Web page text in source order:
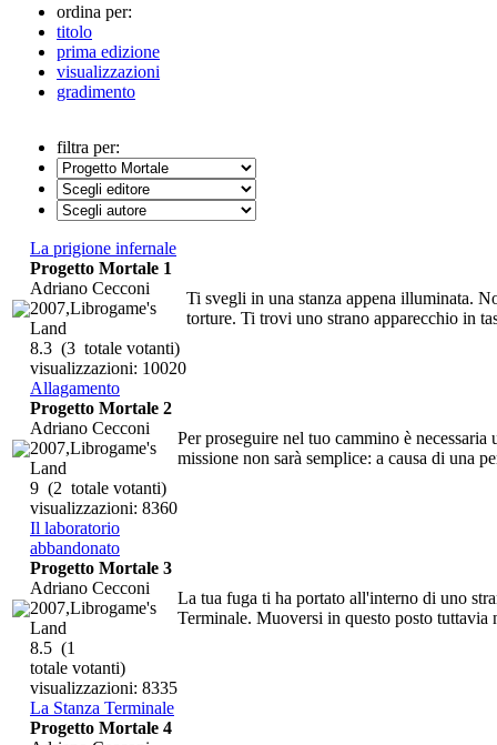
ordina per:
titolo
prima edizione
visualizzazioni
gradimento
filtra per:
La prigione infernale
Ti svegli in una stanza appena illuminata.
torture. Ti trovi uno strano apparecchio in
Progetto Mortale 1
Adriano Cecconi
2007,Librogame's
Land
8.3 (3 totale votanti)
visualizzazioni: 10020
Allagamento
Per proseguire nel tuo cammino è
missione non sarà semplice: a causa di una
Progetto Mortale 2
Adriano Cecconi
2007,Librogame's
Land
9 (2 totale votanti)
visualizzazioni: 8360
Il laboratorio
abbandonato
La tua fuga ti ha portato all'interno di uno
Terminale. Muoversi in questo posto tuttavia
Progetto Mortale 3
Adriano Cecconi
2007,Librogame's
Land
8.5 (1
totale votanti)
visualizzazioni: 8335
La Stanza Terminale
Progetto Mortale 4